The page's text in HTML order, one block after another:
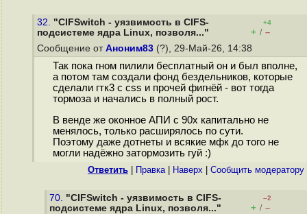
32. "CIFSwitch - уязвимость в CIFS-
подсистеме ядра Linux, позволя..."
+4
+ / –
Сообщение от Аноним83 (?), 29-Май-26, 14:38
Так пока гном пилили бесплатный он и был вполне,
а потом там создали фонд бездельников, которые
сделали гтк3 с css и прочей фигнёй - вот тогда
тормоза и начались в полный рост.
В венде же оконное АПИ с 90х капитально не
менялось, только расширялось по сути.
Поэтому даже дотнеты и всякие мфк до того не
могли надёжно затормозить гуй :)
Ответить Правка| Наверх Cообщить модератору
70. "CIFSwitch - уязвимость в CIFS-
подсистеме ядра Linux, позволя..."
–2
+ / –